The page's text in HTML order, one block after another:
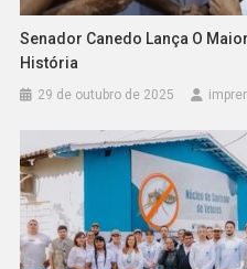
Senador Canedo Lança O
História
29 de outubro de 2025